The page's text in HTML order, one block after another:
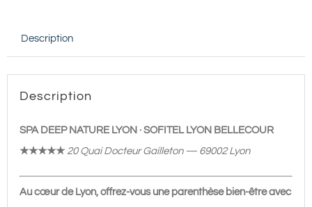
|
Visage
Description
Description
SPA DEEP NATURE LYON · SOFITEL LYON BELLECOUR
★★★★★ 20 Quai Docteur Gailleton — 69002 Lyon
Au cœur de Lyon, offrez-vous une parenthèse bien-être avec